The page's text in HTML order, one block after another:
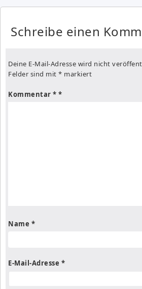
Schreibe einen
Deine E-Mail-Adresse wird nicht
Felder sind mit * markiert
Kommentar *
Name *
E-Mail-Adresse *